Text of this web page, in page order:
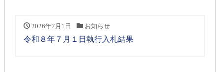
2026年7月1日 お知らせ
令和８年７月１日執行入札結果